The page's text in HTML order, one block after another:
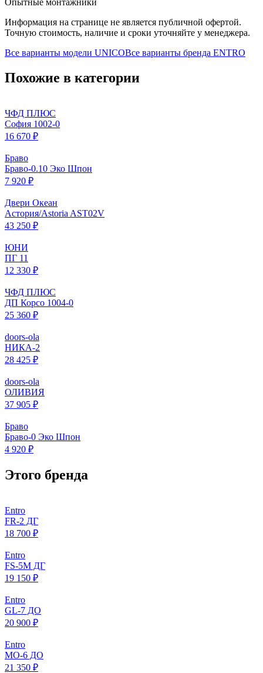
Опытные монтажники
Информация на странице не является публичной офертой.
Точную стоимость, наличие и сроки уточняйте у менеджера.
Все варианты модели UNICOВсе варианты бренда ENTRO
Похожие в категории
ЧФД ПЛЮС
София 1002-0
16 670 ₽
Браво
Браво-0.10 Эко Шпон
7 920 ₽
Двери Океан
Астория/Astoria AST02V
43 250 ₽
ЮНИ
ПГ 11
12 330 ₽
ЧФД ПЛЮС
ДП Корсо 1004-0
25 360 ₽
doors-ola
НИКА-2
28 425 ₽
doors-ola
ОЛИВИЯ
37 905 ₽
Браво
Браво-0 Эко Шпон
4 920 ₽
Этого бренда
Entro
FR-2 ДГ
18 700 ₽
Entro
FS-5M ДГ
19 150 ₽
Entro
GL-7 ДО
20 900 ₽
Entro
МO-6 ДО
21 350 ₽